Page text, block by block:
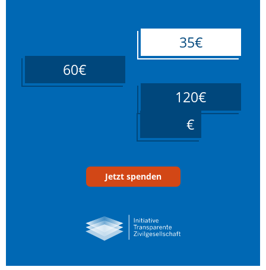
35€
60€
120€
Jetzt spenden